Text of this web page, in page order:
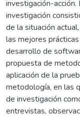
investigación-
investigación
de la situación
las mejores
desarrollo de
propuesta de
aplicación de la
metodología, en las
de investigación
entrevistas,